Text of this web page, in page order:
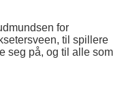
for
til spillere
seg på, og til alle som